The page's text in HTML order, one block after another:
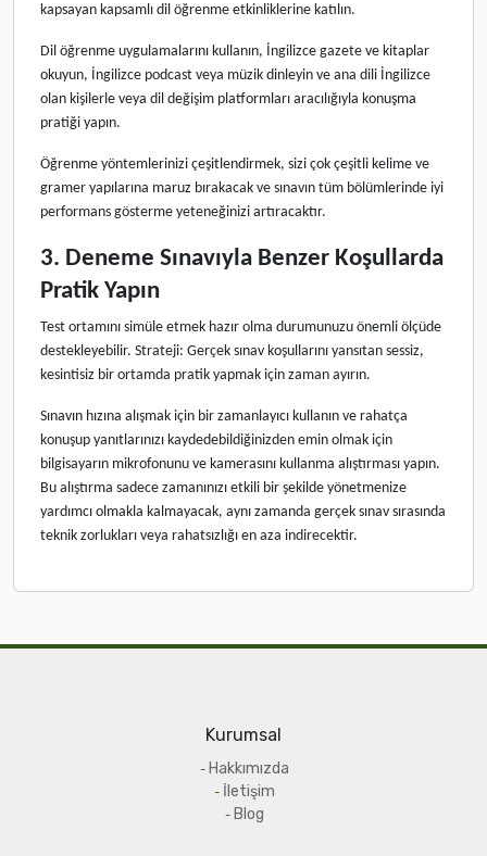
kapsayan kapsamlı dil öğrenme etkinliklerine katılın.
Dil öğrenme uygulamalarını kullanın, İngilizce gazete ve kitaplar
okuyun, İngilizce podcast veya müzik dinleyin ve ana dili İngilizce
olan kişilerle veya dil değişim platformları aracılığıyla konuşma
pratiği yapın.
Öğrenme yöntemlerinizi çeşitlendirmek, sizi çok çeşitli kelime ve
gramer yapılarına maruz bırakacak ve sınavın tüm bölümlerinde iyi
performans gösterme yeteneğinizi artıracaktır.
3. Deneme Sınavıyla Benzer Koşullarda
Pratik Yapın
Test ortamını simüle etmek hazır olma durumunuzu önemli ölçüde
destekleyebilir. Strateji: Gerçek sınav koşullarını yansıtan sessiz,
kesintisiz bir ortamda pratik yapmak için zaman ayırın.
Sınavın hızına alışmak için bir zamanlayıcı kullanın ve rahatça
konuşup yanıtlarınızı kaydedebildiğinizden emin olmak için
bilgisayarın mikrofonunu ve kamerasını kullanma alıştırması yapın.
Bu alıştırma sadece zamanınızı etkili bir şekilde yönetmenize
yardımcı olmakla kalmayacak, aynı zamanda gerçek sınav sırasında
teknik zorlukları veya rahatsızlığı en aza indirecektir.
Kurumsal
Hakkımızda
İletişim
Blog